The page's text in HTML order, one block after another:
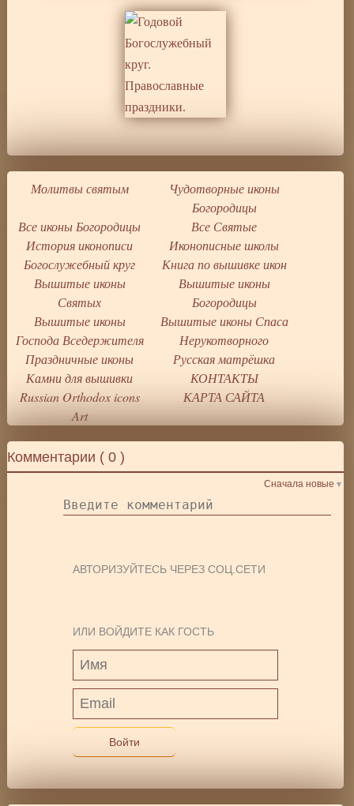
Комментарии (0 )
Сначала новые
АВТОРИЗУЙТЕСЬ ЧЕРЕЗ СОЦ.СЕТИ
ИЛИ ВОЙДИТЕ КАК ГОСТЬ
Войти
Молитвы святым
Чудотворные иконы
Богородицы
Все иконы Богородицы
Все Святые
История иконописи
Иконописные школы
Богослужебный круг
Книга по вышивке икон
Вышитые иконы
Святых
Вышитые иконы
Богородицы
Вышитые иконы
Господа Вседержителя
Вышитые иконы Спаса
Нерукотворного
Праздничные иконы
Русская матрёшка
Камни для вышивки
КОНТАКТЫ
Russian Orthodox icons
Art
КАРТА САЙТА